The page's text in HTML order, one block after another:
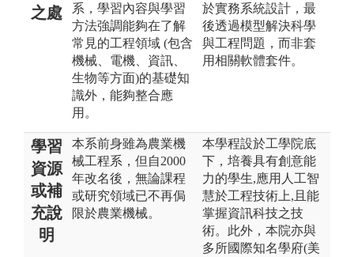
之處
系，學習內容與學習
方法強調能夠在了解
常見的工程領域 (包含
機械、電機、資訊、
生物等方面)的基礎知
識外，能夠整合應
用。
於實務系統設計，最
後透過模型解決科學
與工程問題，而非套
用相關軟體套件。
學習
資源
或補
充說
明
本系前身雖為農業機
械工程系，但自2000
年改名後，無論課程
或研究領域已不再侷
限於農業機械。
本學程設於工學院底
下，培養具有創意能
力的學生,應用人工智
慧於工程技術上,且能
掌握資訊科技之技
術。此外，本院亦與
多所國際知名學府(美